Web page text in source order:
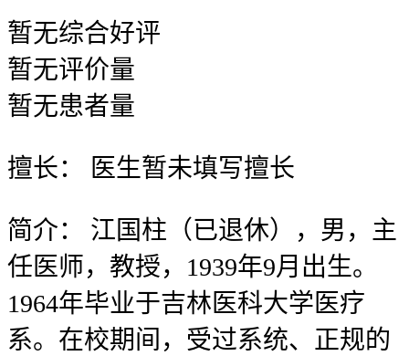
暂无综合好评
暂无评价量
暂无患者量
擅长： 医生暂未填写擅长
简介：
江国柱（已退休），男，主
任医师，教授，1939年9月出生。
1964年毕业于吉林医科大学医疗
系。在校期间，受过系统、正规的